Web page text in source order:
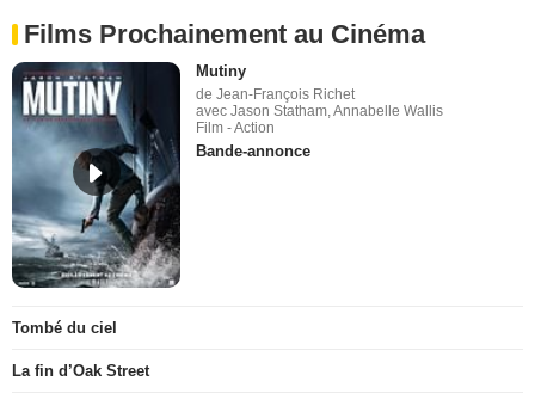
Films Prochainement au Cinéma
Mutiny
de Jean-François Richet
avec Jason Statham, Annabelle Wallis
Film - Action
Bande-annonce
Tombé du ciel
La fin d’Oak Street